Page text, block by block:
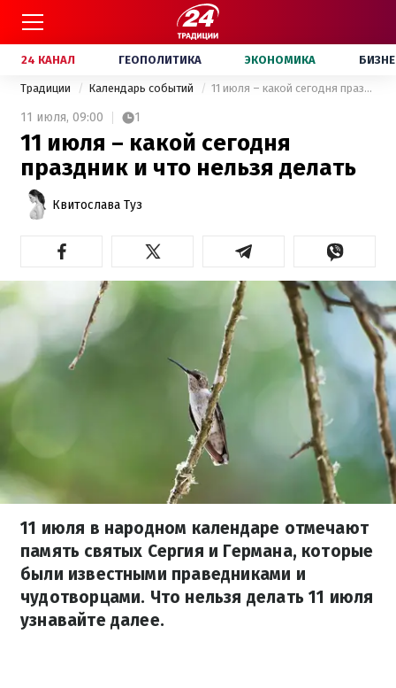
24 КАНАЛ ГЕОПОЛИТИКА ЭКОНОМИКА
Традиции Календарь событий 11 июля – какой сегодня праздник и что нельзя делать
11 июля, 09:00 1
11 июля – какой сегодня
праздник и что нельзя делать
Квитослава Туз
11 июля в народном календаре отмечают
память святых Сергия и Германа, которые
были известными праведниками и
чудотворцами. Что нельзя делать 11 июля
узнавайте далее.